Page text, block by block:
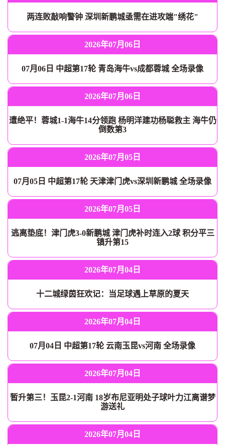
两连败敲响警钟 深圳新鹏城亟需在进攻端"绣花"
2026年07月06日
07月06日 中超第17轮 青岛海牛vs成都蓉城 全场录像
2026年07月06日
遭绝平！蓉城1-1海牛14分领跑 杨明洋建功杨聪救主 海牛仍
倒数第3
2026年07月05日
07月05日 中超第17轮 天津津门虎vs深圳新鹏城 全场录像
2026年07月05日
逃离垫底！津门虎3-0新鹏城 津门虎补时连入2球 积分平三
镇升第15
2026年07月04日
十二城绿茵狂欢记：当足球遇上草原的夏天
2026年07月04日
07月04日 中超第17轮 云南玉昆vs河南 全场录像
2026年07月04日
暂升第三！玉昆2-1河南 18岁布尼亚明处子球叶力江离谱梦
游送礼
2026年07月04日